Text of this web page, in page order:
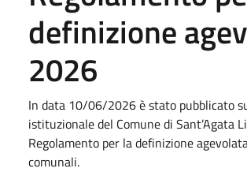
definizione
2026
In data 10/06/2026 è stato pubblicato
istituzionale del Comune di Sant’Agata
Regolamento per la definizione
comunali.